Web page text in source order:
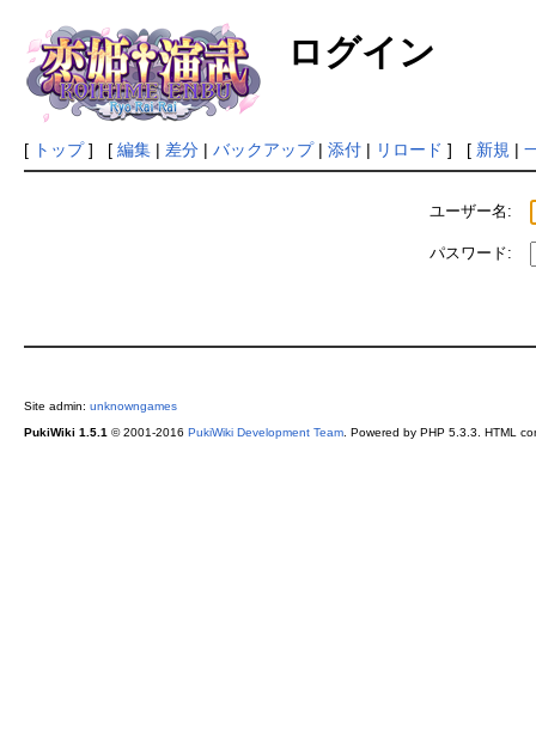
ログイン
[ トップ] [ 編集| 差分| バックアップ| 添付| リロード ] [ 新規 |
ユーザー名:
パスワード:
Site admin: unknowngames
PukiWiki 1.5.1 © 2001-2016 PukiWiki Development Team. Powered by PHP 5.3.3. HTML